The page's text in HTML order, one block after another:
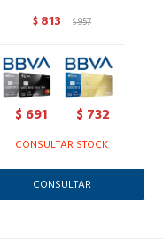
$ 813 $957
$ 691 $ 732
CONSULTAR STOCK
CONSULTAR